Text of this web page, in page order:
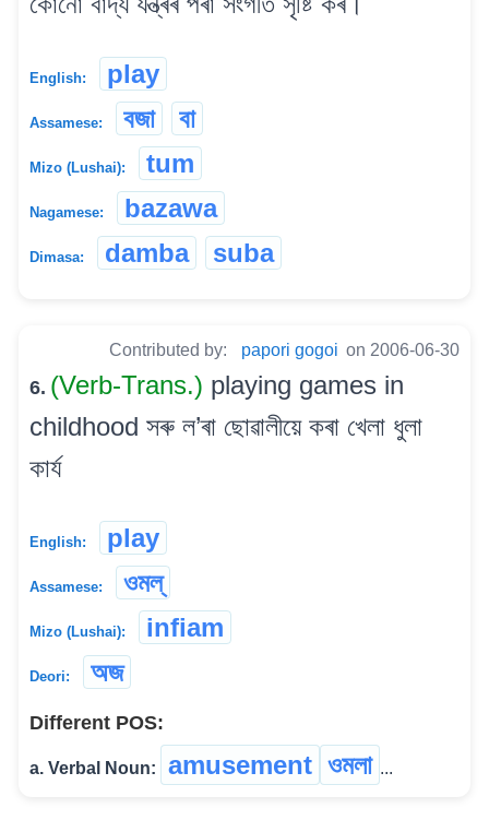
English: play
Assamese: বজা বা
Mizo (Lushai): tum
Nagamese: bazawa
Dimasa: damba suba
Contributed by: papori gogoi on 2006-06-30
6. (Verb-Trans.) playing games in
childhood সৰু ল’ৰা ছোৱালীয়ে কৰা খেলা ধুলা
কাৰ্য
English: play
Assamese: ওমল্
Mizo (Lushai): infiam
Deori: অজ
Different POS:
a. Verbal Noun: amusement ওমলা ...